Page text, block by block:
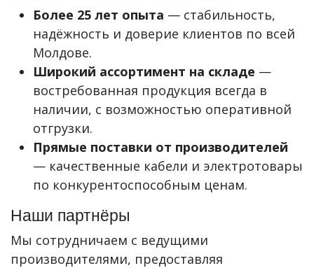
Более 25 лет опыта — стабильность,
надёжность и доверие клиентов по всей
Молдове.
Широкий ассортимент на складе —
востребованная продукция всегда в
наличии, с возможностью оперативной
отгрузки.
Прямые поставки от производителей
— качественные кабели и электротовары
по конкурентоспособным ценам.
Наши партнёры
Мы сотрудничаем с ведущими
производителями, предоставляя